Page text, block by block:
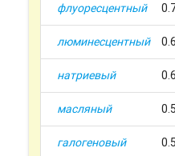
флуоресцентный
люминесцентный
натриевый
масляный
галогеновый